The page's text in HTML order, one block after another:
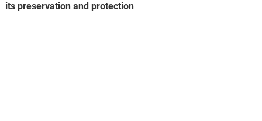
its preservation and protection